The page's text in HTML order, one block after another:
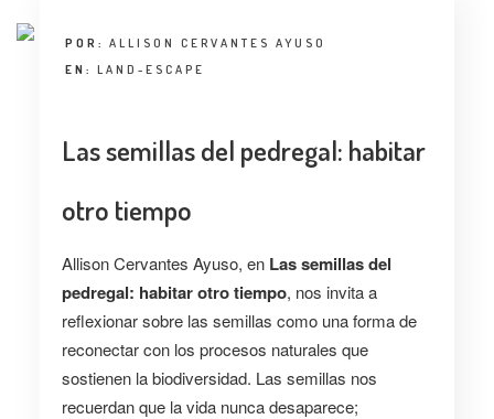
FICHAS
TENDENCIAS
LA FOTO
EVENTOS
POR: ALLISON CERVANTES AYUSO
EN: LAND-ESCAPE
Las semillas del pedregal: habitar
otro tiempo
Allison Cervantes Ayuso, en Las semillas del
pedregal: habitar otro tiempo, nos invita a
reflexionar sobre las semillas como una forma de
reconectar con los procesos naturales que
sostienen la biodiversidad. Las semillas nos
recuerdan que la vida nunca desaparece;